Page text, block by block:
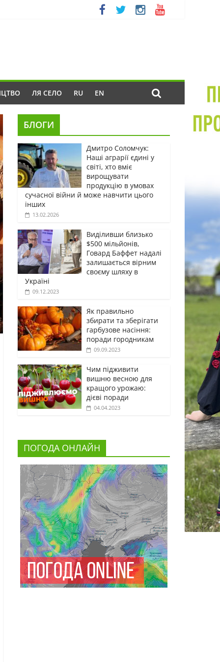
ЛЯ СЕЛО RU EN
БЛОГИ
Дмитро Соломчук:
Наші аграрії єдині у
світі, хто вміє
вирощувати
продукцію в умовах
сучасної війни й може навчити цього
інших
13.02.2026
Виділивши близько
$500 мільйонів,
Говард Баффет надалі
залишається вірним
своєму шляху в
Україні
09.12.2023
Як правильно
збирати та зберігати
гарбузове насіння:
поради городникам
09.09.2023
Чим підживити
вишню весною для
кращого урожаю:
дієві поради
04.04.2023
ПОГОДА ОНЛАЙН